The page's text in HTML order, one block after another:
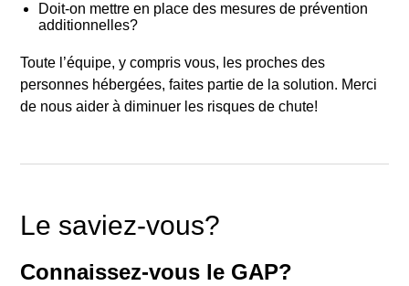
Doit-on mettre en place des mesures de prévention
additionnelles?
Toute l’équipe, y compris vous, les proches des
personnes hébergées, faites partie de la solution. Merci
de nous aider à diminuer les risques de chute!
Le saviez-vous?
Connaissez-vous le GAP?